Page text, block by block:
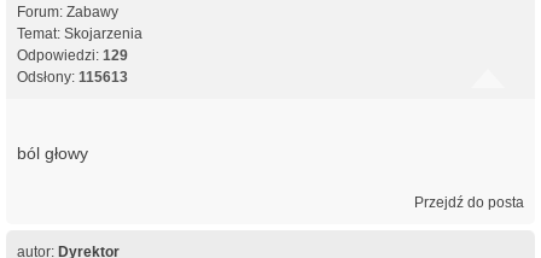
Forum: Zabawy
Temat: Skojarzenia
Odpowiedzi: 129
Odsłony: 115613
ból głowy
Przejdź do posta
autor: Dyrektor